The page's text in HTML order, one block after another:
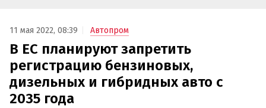
11 мая 2022, 08:39 Автопром
В ЕС планируют запретить
регистрацию бензиновых,
дизельных и гибридных авто с
2035 года